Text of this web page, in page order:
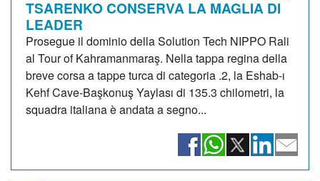
TSARENKO CONSERVA LA MAGLIA DI
LEADER
Prosegue il dominio della Solution Tech NIPPO Rali
al Tour of Kahramanmaraş. Nella tappa regina della
breve corsa a tappe turca di categoria .2, la Eshab-ı
Kehf Cave-Başkonuş Yaylası di 135.3 chilometri, la
squadra italiana è andata a segno...